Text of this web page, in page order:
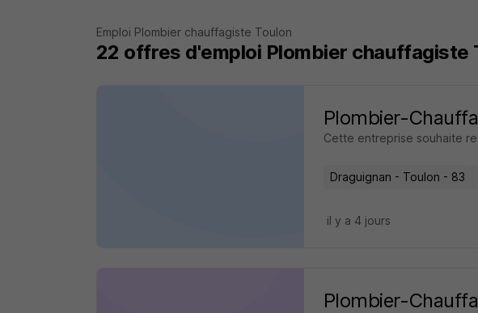
Emploi Plombier chauffagiste Toulon
22 offres d'emploi Plombier chauffagiste
Plombier-
Cette entreprise souhaite
Draguignan - Toulon - 83
il y a 4 jours
Plombier-